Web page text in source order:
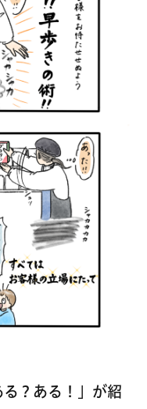
？ある！」が紹